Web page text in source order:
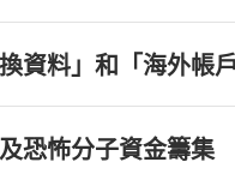
換資料」和「海外帳
恐怖分子資金籌集